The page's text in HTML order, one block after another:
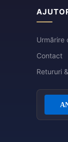
Urmărire
Contact
Retururi